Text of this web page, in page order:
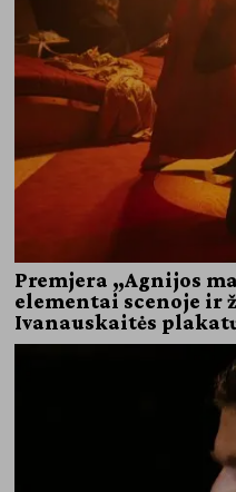
Premjera „Agnijos
elementai scenoje ir
Ivanauskaitės